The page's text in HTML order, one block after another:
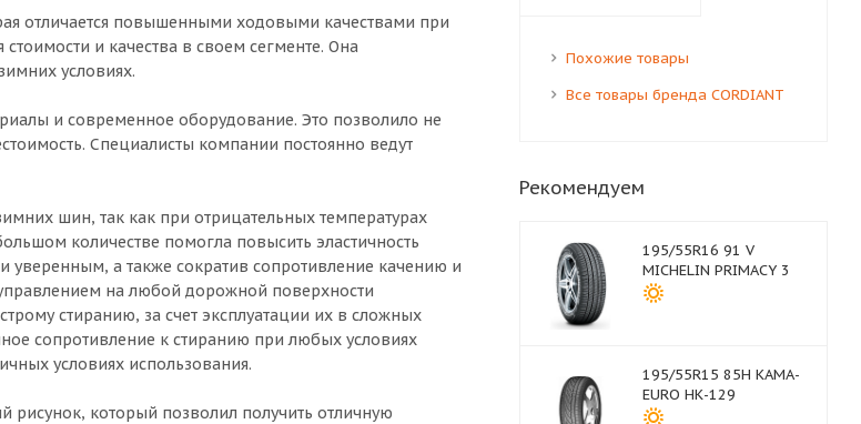
отличается повышенными ходовыми качествами при
и качества в своем сегменте. Она
условиях.
и современное оборудование. Это позволило не
Специалисты компании постоянно ведут
шин, так как при отрицательных температурах
количестве помогла повысить эластичность
уверенным, а также сократив сопротивление качению и
на любой дорожной поверхности
стиранию, за счет эксплуатации их в сложных
сопротивление к стиранию при любых условиях
условиях использования.
который позволил получить отличную
Похожие товары
Все товары бренда CORDIANT
Рекомендуем
195/55R16 91 V
MICHELIN PRIMACY 3
195/55R15 85H КАМА-
EURO НК-129